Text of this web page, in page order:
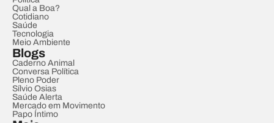
Qual a Boa?
Cotidiano
Saúde
Tecnologia
Meio Ambiente
Blogs
Caderno Animal
Conversa Política
Pleno Poder
Sílvio Osias
Saúde Alerta
Mercado em Movimento
Papo Íntimo